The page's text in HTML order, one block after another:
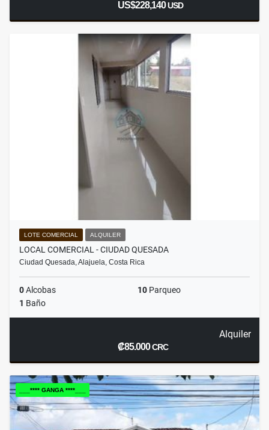
US$228,140USD
LOTE COMERCIAL ALQUILER
LOCAL COMERCIAL - CIUDAD QUESADA
Ciudad Quesada, Alajuela, Costa Rica
0Alcobas 10 Parqueo
1 Baño
Alquiler
₡85.000CRC
___**** GANGA ****___